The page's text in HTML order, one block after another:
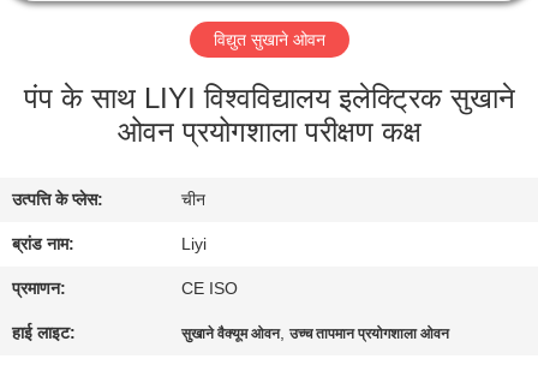
भ्रमण
नियंत्रण
संपर्क
करें
विद्युत सुखाने ओवन
पंप के साथ LIYI विश्वविद्यालय इलेक्ट्रिक सुखाने
ओवन प्रयोगशाला परीक्षण कक्ष
उत्पत्ति के प्लेस: चीन
ब्रांड नाम: Liyi
प्रमाणन: CE ISO
हाई लाइट: सुखाने वैक्यूम ओवन,उच्च तापमान प्रयोगशाला ओवन